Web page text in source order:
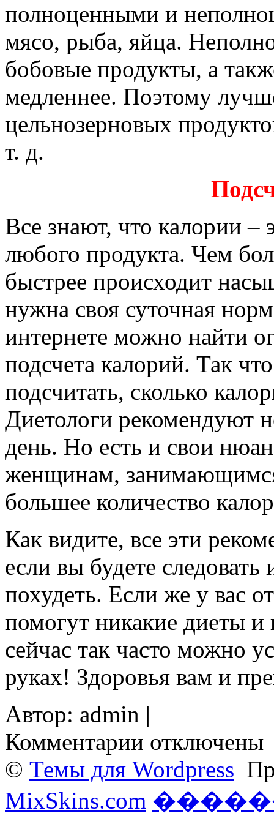
полноценными и
мясо, рыба, яйца.
бобовые продукты, а
медленнее. Поэтому
цельнозерновых
т. д.
Все знают, что калории –
любого продукта. Чем
быстрее происходит
нужна своя суточная
интернете можно найти
подсчета калорий. Так
подсчитать, сколько
Диетологи рекомендуют
день. Но есть и свои
женщинам,
большее количество
Как видите, все эти
если вы будете
похудеть. Если же у вас
помогут никакие диеты и
сейчас так часто можно
руках! Здоровья вам и
Автор: admin |
Комментарии записи
нужно
делать,
похудеть
отключены
© Темы для Wordpress
MixSkins.com